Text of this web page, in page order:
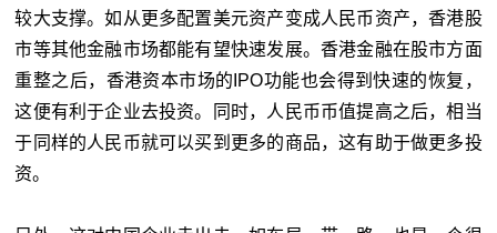
较大支撑。如从更多配置美元资产变成人民币资产，香港股
市等其他金融市场都能有望快速发展。香港金融在股市方面
重整之后，香港资本市场的IPO功能也会得到快速的恢复，
这便有利于企业去投资。同时，人民币币值提高之后，相当
于同样的人民币就可以买到更多的商品，这有助于做更多投
资。